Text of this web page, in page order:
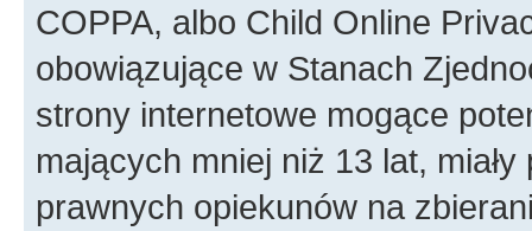
COPPA, albo Child Online
obowiązujące w Stanach
strony internetowe mogące
mających mniej niż 13 lat,
prawnych opiekunów na